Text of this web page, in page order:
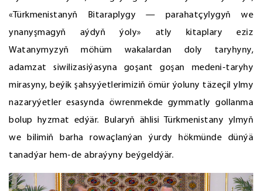
«Türkmenistanyň Bitaraplygy — parahatçylygyň we
ynanyşmagyň aýdyň ýoly» atly kitaplary eziz
Watanymyzyň möhüm wakalardan doly taryhyny,
adamzat siwilizasiýasyna goşant goşan medeni-taryhy
mirasyny, beýik şahsyýetlerimiziň ömür ýoluny täzeçil ylmy
nazaryýetler esasynda öwrenmekde gymmatly gollanma
bolup hyzmat edýär. Bularyň ählisi Türkmenistany ylmyň
we bilimiň barha rowaçlanýan ýurdy hökmünde dünýä
tanadýar hem-de abraýyny beýgeldýär.